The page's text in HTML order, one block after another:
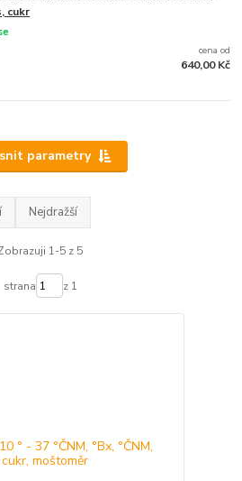
cukr
cena od
640,00 Kč
parametry
Nejdražší
1-5 z 5
strana z 1